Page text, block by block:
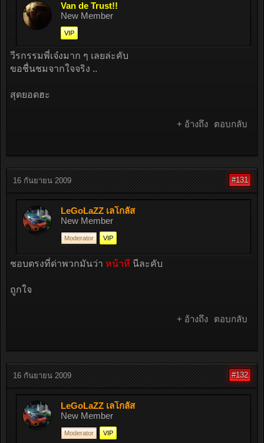
Van de Trust!!
New Member
VIP
วีรกรรมพี่เจ๋งมาก ๆ เลยล่ะคับ
ขอชื่นชมจากใจจริง ..
สุดยอดฮะ
+ อ้างถึง ตอบกลับ
16 กันยายน 2009 #131
LeGoLaZZ เลโกลัส
New Member
Moderator VIP
ชอบตรงที่ด่าพวกมันว่า หน้าหี นีละคับ
ถูกใจ
+ อ้างถึง ตอบกลับ
16 กันยายน 2009 #132
LeGoLaZZ เลโกลัส
New Member
Moderator VIP